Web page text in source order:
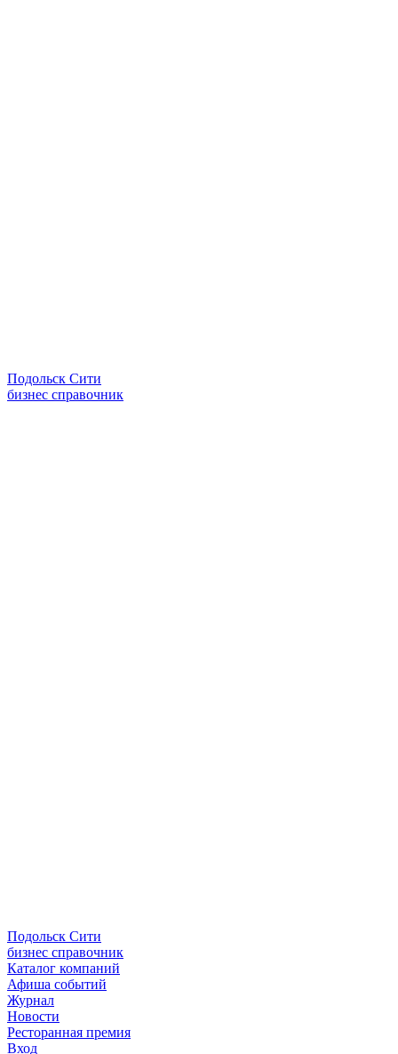
Подольск Сити
бизнес справочник
Подольск Сити
бизнес справочник
Каталог компаний
Афиша событий
Журнал
Новости
Ресторанная премия
Вход